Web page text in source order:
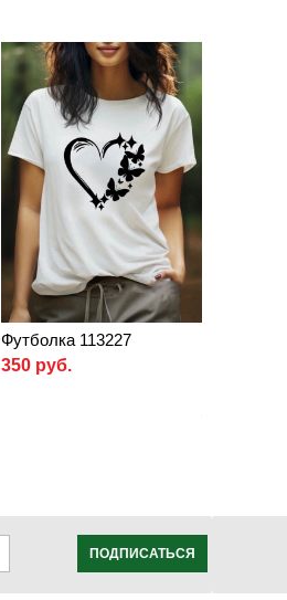
Футболка 113227
350 руб.
ПОДПИСАТЬСЯ